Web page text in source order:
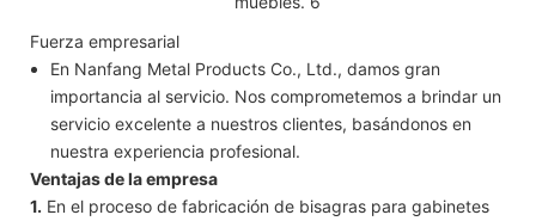
Fuerza empresarial
En Nanfang Metal Products Co., Ltd., damos gran
importancia al servicio. Nos comprometemos a brindar un
servicio excelente a nuestros clientes, basándonos en
nuestra experiencia profesional.
Ventajas de la empresa
1. En el proceso de fabricación de bisagras para gabinetes